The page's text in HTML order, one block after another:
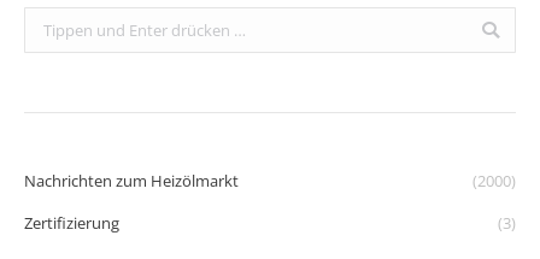
Search:
Nachrichten zum Heizölmarkt
(2000)
Zertifizierung
(3)